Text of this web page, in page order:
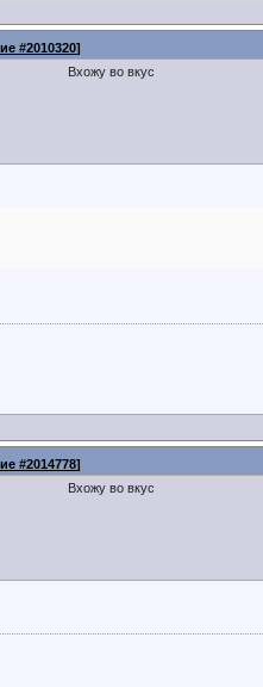
#2010320]
Вхожу во вкус
#2014778]
Вхожу во вкус